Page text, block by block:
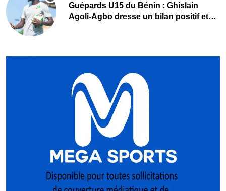
Guépards U15 du Bénin : Ghislain
Agoli-Agbo dresse un bilan positif et